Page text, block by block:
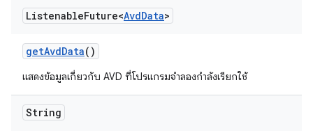
ListenableFuture<AvdData>
getAvdData()
แสดงข้อมูลเกี่ยวกับ AVD ที่โปรแกรมจำลองกำลังเรียกใช้
String